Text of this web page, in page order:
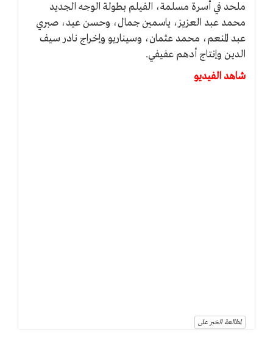
ملحد في أسرة مسلمة، الفيلم بطولة الوجه الجديد
محمد عبد العزيز، ياسمين جمال، وحسن عيد، صبري
عبد المنعم، محمد عثمان، وسيناريو وإخراج نادر سيف
الدين وإنتاج أدهم عفيفي.
شاهد الفيديو
لمطالعة الخبر على